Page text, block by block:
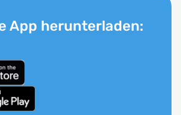
App herunterladen: